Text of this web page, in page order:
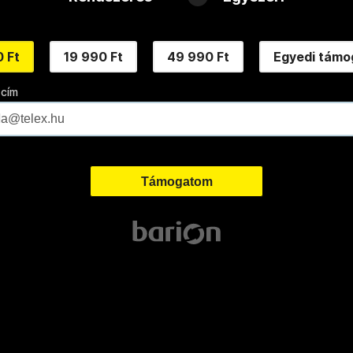
Ft 19 990 Ft 49 990 Ft Egyedi